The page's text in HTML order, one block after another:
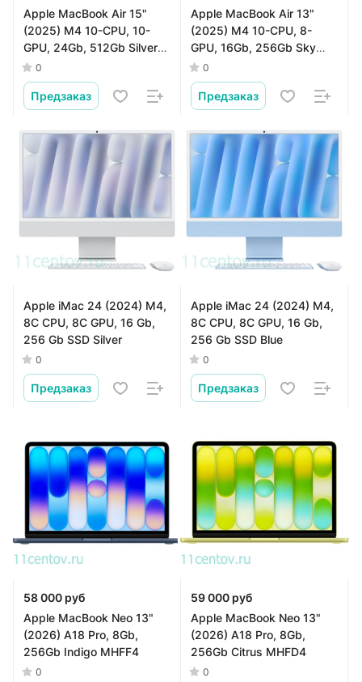
Apple MacBook Air 15"
(2025) M4 10-CPU, 10-
GPU, 24Gb, 512Gb Silver
MC6J4
0
Предзаказ
Apple MacBook Air 13"
(2025) M4 10-CPU, 8-
GPU, 16Gb, 256Gb Sky
Blue MC6T4
0
Предзаказ
Apple iMac 24 (2024) M4,
8C CPU, 8C GPU, 16 Gb,
256 Gb SSD Silver
0
Предзаказ
Apple iMac 24 (2024) M4,
8C CPU, 8C GPU, 16 Gb,
256 Gb SSD Blue
0
Предзаказ
58 000 руб
Apple MacBook Neo 13"
(2026) A18 Pro, 8Gb,
256Gb Indigo MHFF4
0
59 000 руб
Apple MacBook Neo 13"
(2026) A18 Pro, 8Gb,
256Gb Citrus MHFD4
0